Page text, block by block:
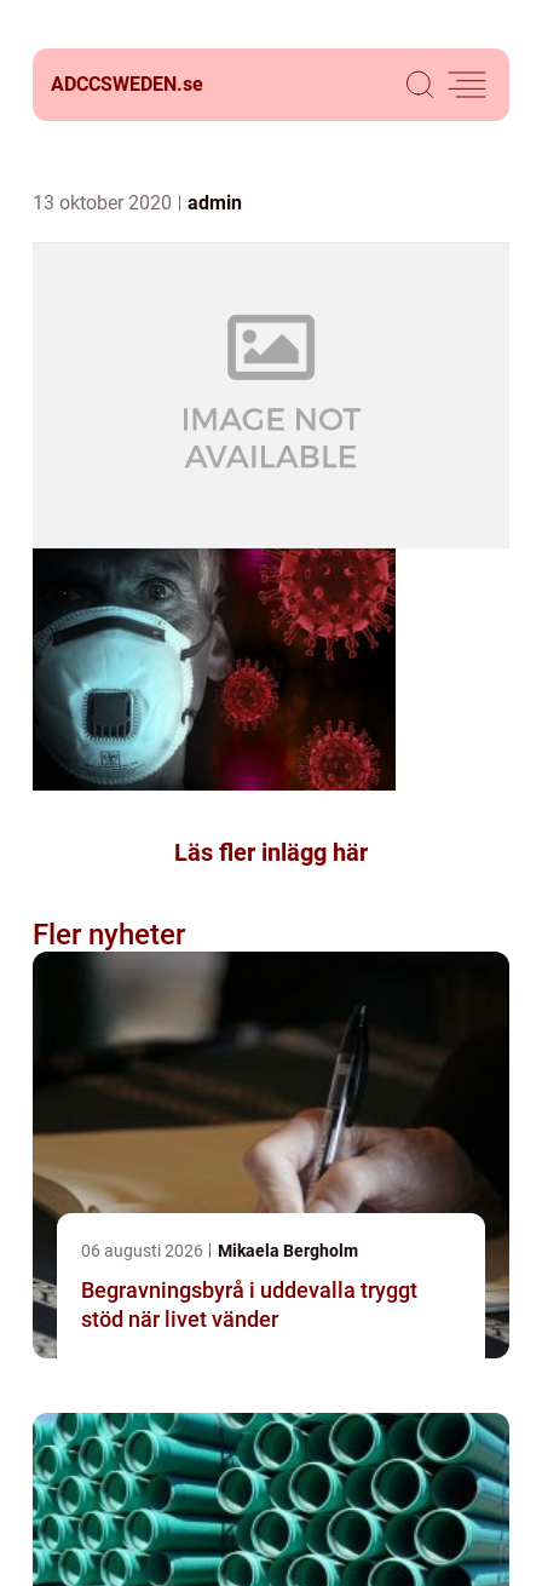
ADCCSWEDEN.se
13 oktober 2020 admin
Läs fler inlägg här
Fler nyheter
06 augusti 2026 Mikaela Bergholm
Begravningsbyrå i uddevalla tryggt
stöd när livet vänder